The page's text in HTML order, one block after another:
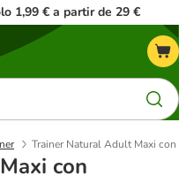
1,99 € a partir de 29 €
Trainer Natural Adult Maxi con
con